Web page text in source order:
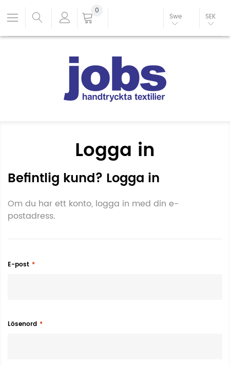
Swe SEK
0
Logga in
Befintlig kund? Logga in
Om du har ett konto, logga in med din e-
postadress.
E-post
Lösenord